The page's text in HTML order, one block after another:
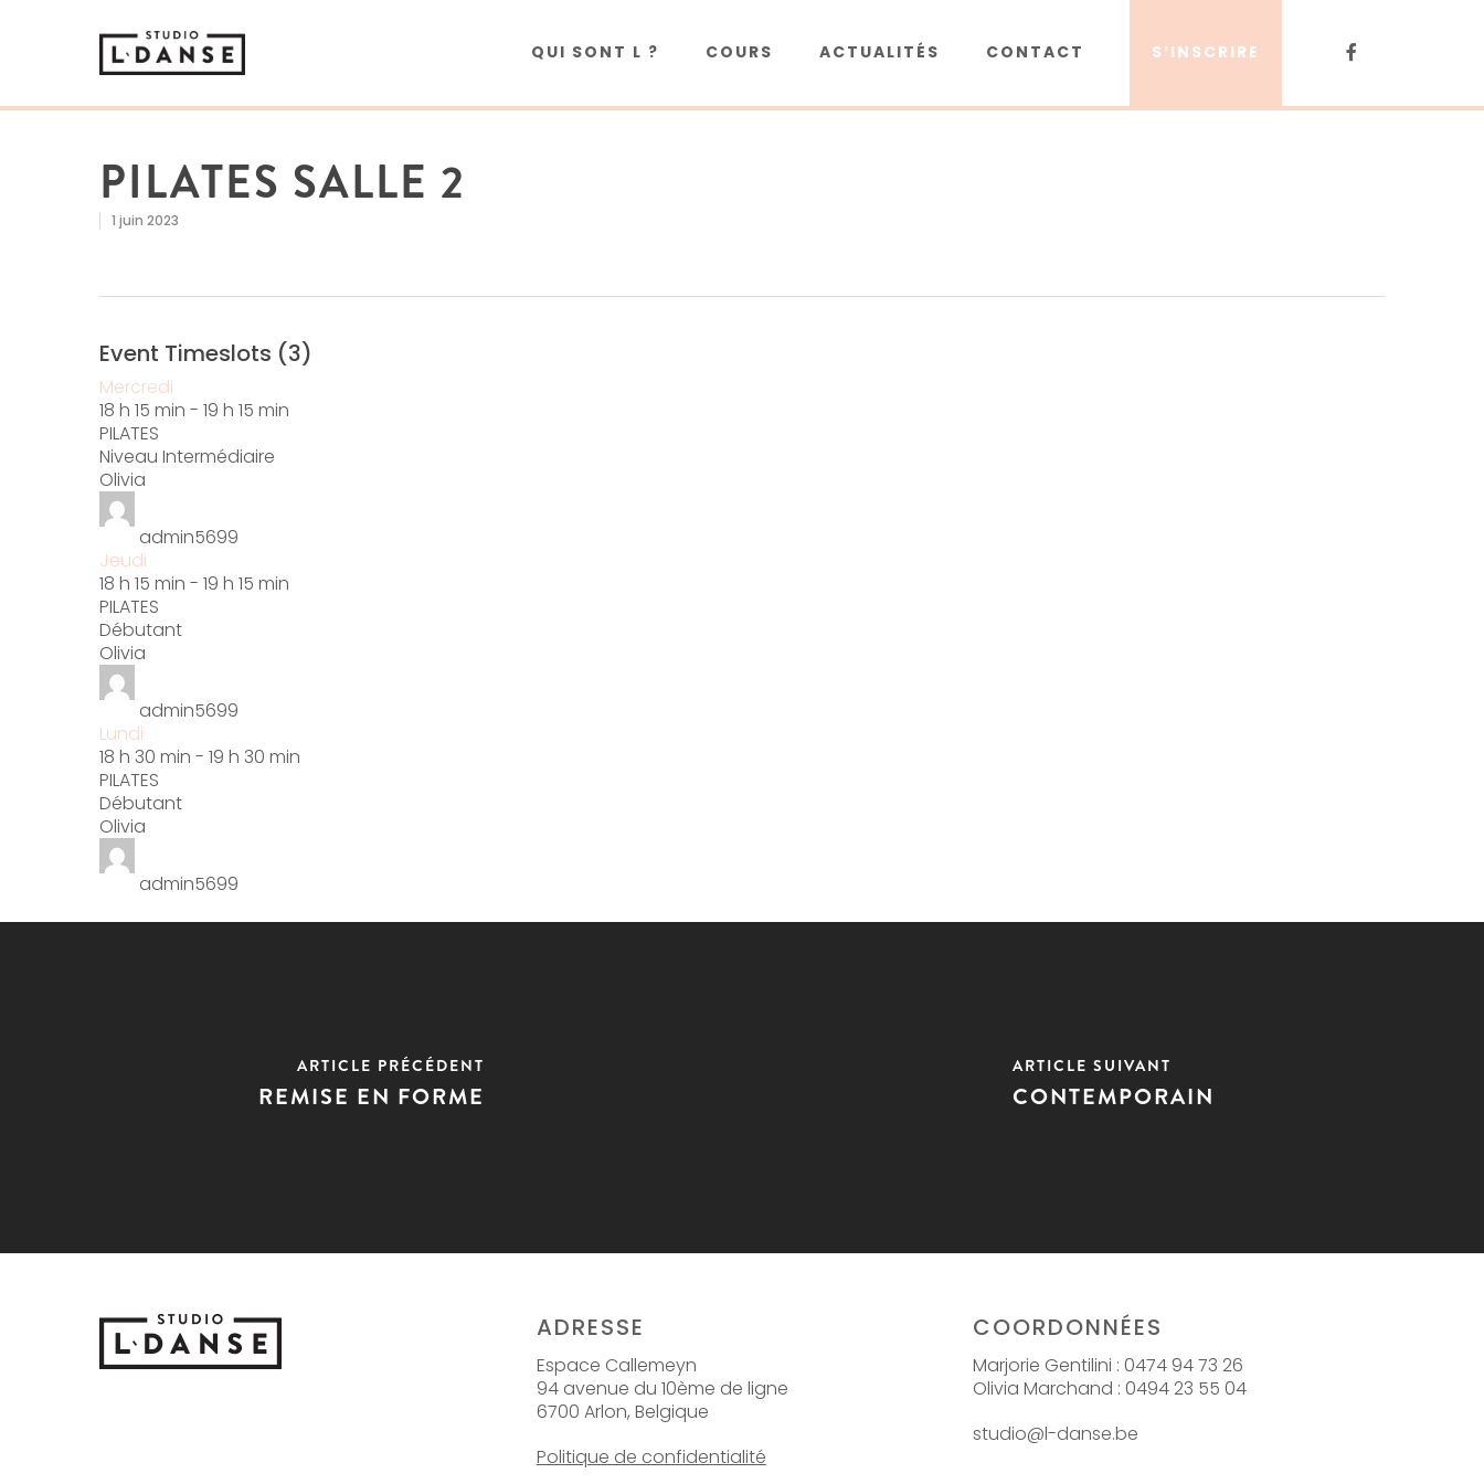
QUI SONT L ? COURS ACTUALITÉS CONTACT S’INSCRIRE
PILATES SALLE 2
1 juin 2023
Event Timeslots (3)
Mercredi
18 h 15 min - 19 h 15 min
PILATES
Niveau Intermédiaire
Olivia
admin5699
Jeudi
18 h 15 min - 19 h 15 min
PILATES
Débutant
Olivia
admin5699
Lundi
18 h 30 min - 19 h 30 min
PILATES
Débutant
Olivia
admin5699
ARTICLE PRÉCÉDENT
REMISE EN FORME
ARTICLE SUIVANT
CONTEMPORAIN
ADRESSE
Espace Callemeyn
94 avenue du 10ème de ligne
6700 Arlon, Belgique
Politique de confidentialité
COORDONNÉES
Marjorie Gentilini : 0474 94 73 26
Olivia Marchand : 0494 23 55 04
studio@l-danse.be